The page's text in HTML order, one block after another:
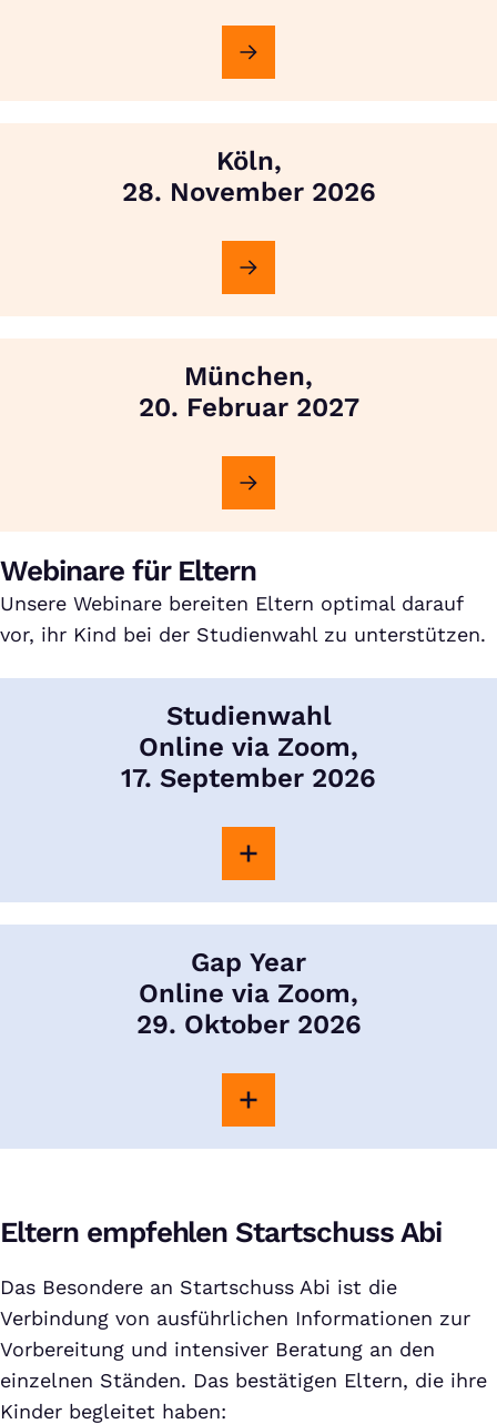
Köln,
28. November 2026
München,
20. Februar 2027
Webinare für Eltern
Unsere Webinare bereiten Eltern optimal darauf
vor, ihr Kind bei der Studienwahl zu unterstützen.
Studienwahl
Online via Zoom,
17. September 2026
Gap Year
Online via Zoom,
29. Oktober 2026
Eltern empfehlen Startschuss Abi
Das Besondere an Startschuss Abi ist die
Verbindung von ausführlichen Informationen zur
Vorbereitung und intensiver Beratung an den
einzelnen Ständen. Das bestätigen Eltern, die ihre
Kinder begleitet haben: